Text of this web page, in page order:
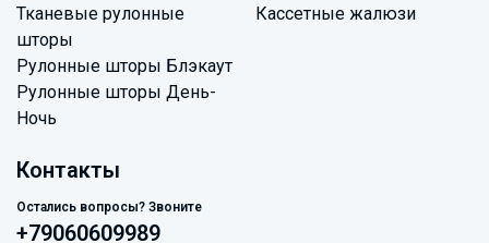
Тканевые рулонные
шторы
Рулонные шторы Блэкаут
Рулонные шторы День-
Ночь
Кассетные жалюзи
Контакты
Остались вопросы? Звоните
+79060609989